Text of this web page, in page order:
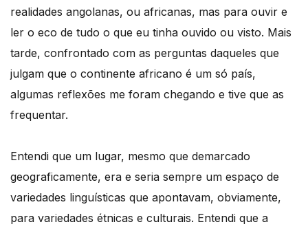
realidades angolanas, ou africanas, mas para ouvir e
ler o eco de tudo o que eu tinha ouvido ou visto. Mais
tarde, confrontado com as perguntas daqueles que
julgam que o continente africano é um só país,
algumas reflexões me foram chegando e tive que as
frequentar.
Entendi que um lugar, mesmo que demarcado
geograficamente, era e seria sempre um espaço de
variedades linguísticas que apontavam, obviamente,
para variedades étnicas e culturais. Entendi que a